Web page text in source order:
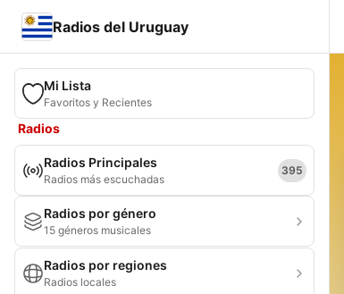
Radios del Uruguay
Mi Lista
Favoritos y Recientes
Radios
Radios Principales
Radios más escuchadas
395
Radios por género
15 géneros musicales
Radios por regiones
Radios locales